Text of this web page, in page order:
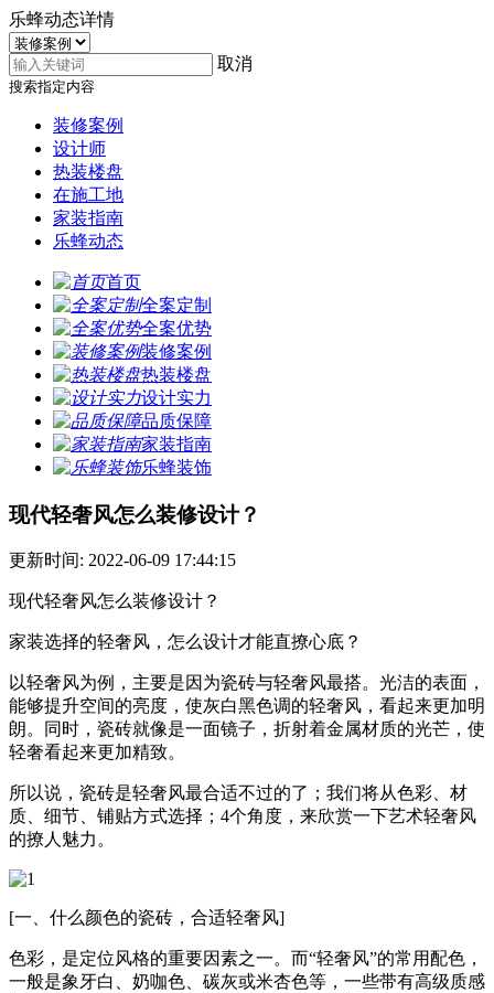
乐蜂动态详情
取消
搜索指定内容
装修案例
设计师
热装楼盘
在施工地
家装指南
乐蜂动态
首页
全案定制
全案优势
装修案例
热装楼盘
设计实力
品质保障
家装指南
乐蜂装饰
​现代轻奢风怎么装修设计？
更新时间: 2022-06-09 17:44:15
现代轻奢风怎么装修设计？
家装选择的轻奢风，怎么设计才能直撩心底？
以轻奢风为例，主要是因为瓷砖与轻奢风最搭。光洁的表面，
能够提升空间的亮度，使灰白黑色调的轻奢风，看起来更加明
朗。同时，瓷砖就像是一面镜子，折射着金属材质的光芒，使
轻奢看起来更加精致。
所以说，瓷砖是轻奢风最合适不过的了；我们将从色彩、材
质、细节、铺贴方式选择；4个角度，来欣赏一下艺术轻奢风
的撩人魅力。
[一、什么颜色的瓷砖，合适轻奢风]
色彩，是定位风格的重要因素之一。而“轻奢风”的常用配色，
一般是象牙白、奶咖色、碳灰或米杏色等，一些带有高级质感